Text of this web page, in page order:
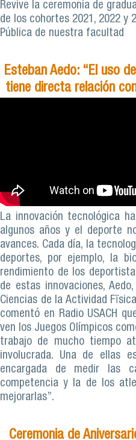
Revive la ceremonia de
de los cohortes 2021, 2022 y
Pública de nuestra facultad
Esteban Aedo: “El uso
tiene directa relación
La innovación tecnológica
algunos años y el deporte
avances. Cada día, la
deportes, por ejemplo, la
rendimiento de los
de estas innovaciones,
Ciencias de la Actividad
comentó en Radio USACH
ven los Juegos Olímpicos
trabajo de mucho tiempo
involucrada. Una de ellas
encargada de medir las
competencia y la de los
mejorarlas”.
Ceremonia de